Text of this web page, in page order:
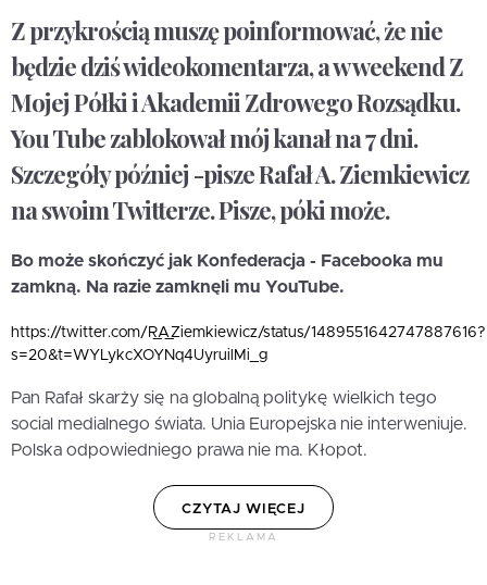
Z przykrością muszę poinformować, że nie
będzie dziś wideokomentarza, a w weekend Z
Mojej Półki i Akademii Zdrowego Rozsądku.
You Tube zablokował mój kanał na 7 dni.
Szczegóły później -pisze Rafał A. Ziemkiewicz
na swoim Twitterze. Pisze, póki może.
Bo może skończyć jak Konfederacja - Facebooka mu
zamkną. Na razie zamknęli mu YouTube.
https://twitter.com/R_A_Ziemkiewicz/status/1489551642747887616?
s=20&t=WYLykcXOYNq4UyruilMi_g
Pan Rafał skarży się na globalną politykę wielkich tego
social medialnego świata. Unia Europejska nie interweniuje.
Polska odpowiedniego prawa nie ma. Kłopot.
CZYTAJ WIĘCEJ
REKLAMA